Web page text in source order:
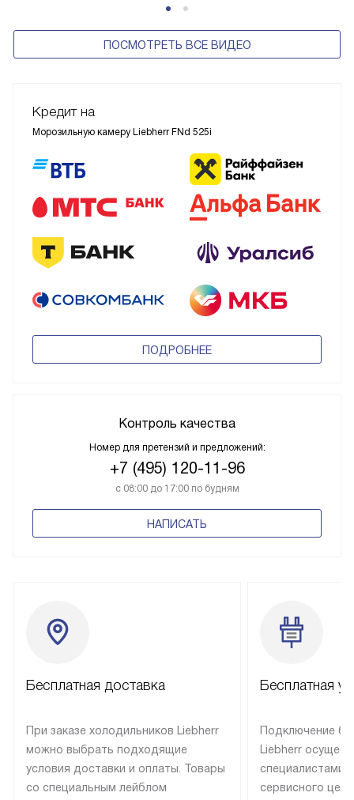
ПОСМОТРЕТЬ ВСЕ ВИДЕО
Кредит на
Морозильную камеру Liebherr FNd 525i
ПОДРОБНЕЕ
Контроль качества
Номер для претензий и предложений:
+7 (495) 120-11-96
с 08:00 до 17:00 по будням
НАПИСАТЬ
Бесплатная доставка
При заказе холодильников Liebherr
можно выбрать подходящие
условия доставки и оплаты. Товары
со специальным лейблом
Бесплатная
Подключение
Liebherr
специалистами
сервисного